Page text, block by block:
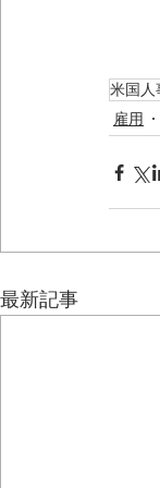
米国人
雇用
最新記事